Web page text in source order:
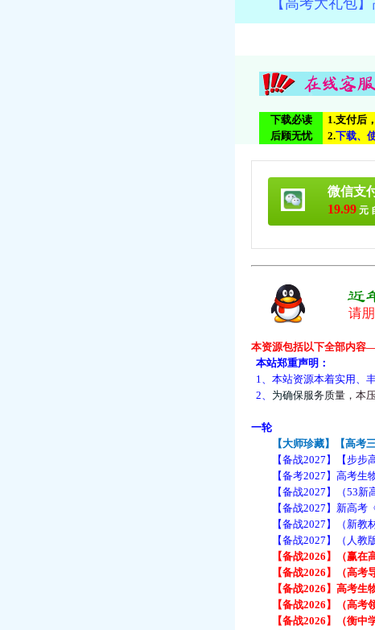
【高考大礼包
下载必读
后顾无忧
1.支付后
2.下载、
微信支
19.99 元
本资源包括以下全部内
本站郑重声明：
1、本站资源本着实用、
2、 为确保服务质量 ， 本
一轮
【大师珍藏】【高考三
【备战2027】【步步高
【备考2027】高考生物
【备战2027】（53新高
【备战2027】新高考《
【备战2027】（新教材
【备战2027】（人教版
【备战2026】（赢在高
【备战2026】（高考导
【备战2026】高考生物
【备战2026】（高考领
【备战2026】（衡中学